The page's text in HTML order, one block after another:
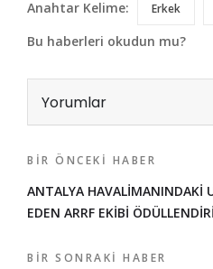
Anahtar Kelime: Erkek
Bu haberleri okudun mu?
Yorumlar
BIR ÖNCEKI HABER
ANTALYA HAVALİMANINDAKİ
EDEN ARRF EKİBİ
BIR SONRAKI HABER